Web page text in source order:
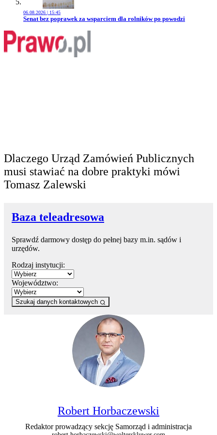
06.08.2026 | 15:45
Przejdź do artykułu:
Senat bez poprawek za wsparciem dla rolników po powodzi
Dlaczego Urząd Zamówień Publicznych
musi stawiać na dobre praktyki mówi
Tomasz Zalewski
Baza teleadresowa
Sprawdź darmowy dostęp do pełnej bazy m.in. sądów i
urzędów.
Rodzaj instytucji:
Województwo:
Szukaj danych kontaktowych
Robert Horbaczewski
Redaktor prowadzący sekcję Samorząd i administracja